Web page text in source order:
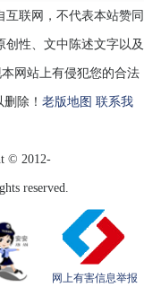
联网，不代表本站赞同
性、文中陈述文字以及
网站上有侵犯您的合法
除！ 老版地图 联系我
© 2012-
reserved.
网上有害信息举报